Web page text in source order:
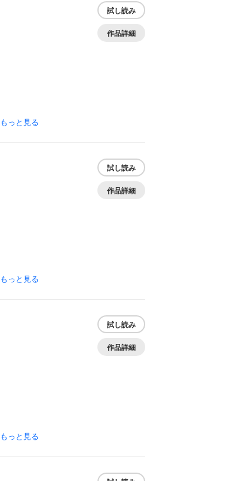
試し読み
作品詳細
もっと見る
試し読み
作品詳細
もっと見る
試し読み
作品詳細
もっと見る